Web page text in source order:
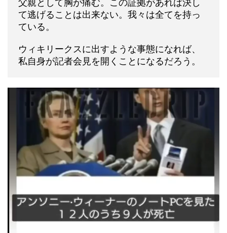
父親として胸が痛む。この証拠があれば決し
て逃げることは出来ない。我々は全てを持っ
ている。
ウィキリークスに出すような事態になれば、
私自身が記者会見を開くことになるだろう。